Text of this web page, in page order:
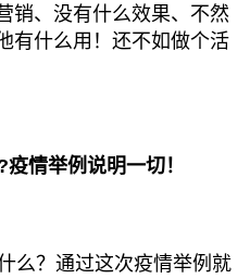
销、没有什么效果、不然
有什么用！还不如做个活
情举例说明一切！
么？通过这次疫情举例就